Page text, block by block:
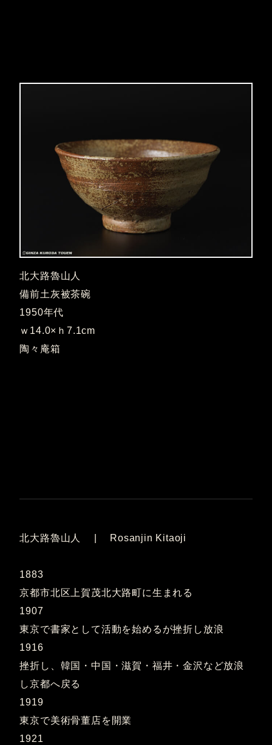
北大路魯山人
備前土灰被茶碗
1950年代
ｗ14.0×ｈ7.1cm
陶々庵箱
北大路魯山人 | Rosanjin Kitaoji
1883
京都市北区上賀茂北大路町に生まれる
1907
東京で書家として活動を始めるが挫折し放浪
1916
挫折し、韓国・中国・滋賀・福井・金沢など放浪
し京都へ戻る
1919
東京で美術骨董店を開業
1921